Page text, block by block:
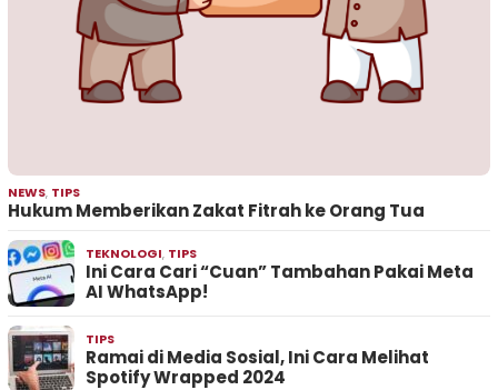
NEWS, TIPS
Hukum Memberikan Zakat Fitrah ke Orang Tua
TEKNOLOGI, TIPS
Ini Cara Cari “Cuan” Tambahan Pakai Meta
AI WhatsApp!
TIPS
Ramai di Media Sosial, Ini Cara Melihat
Spotify Wrapped 2024